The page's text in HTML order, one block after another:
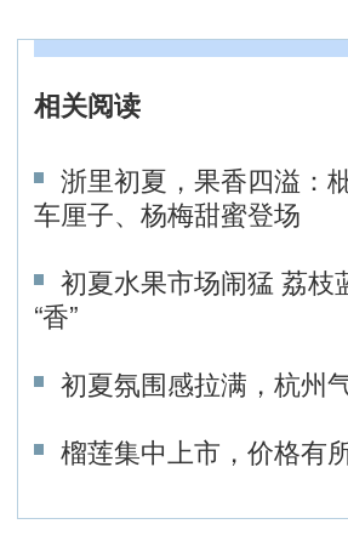
相关阅读
浙里初夏，果香四溢：
车厘子、杨梅甜蜜登场
初夏水果市场闹猛 荔枝
“香”
初夏氛围感拉满，杭州
榴莲集中上市，价格有